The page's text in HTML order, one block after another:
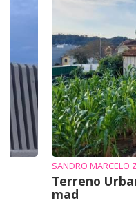
SANDRO MARCELO
Terreno
mad